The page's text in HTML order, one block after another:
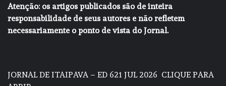
Atenção: os artigos publicados são de inteira
responsabilidade de seus autores e não refletem
necessariamente o ponto de vista do Jornal.
JORNAL DE ITAIPAVA – ED 621 JUL 2026 CLIQUE PARA